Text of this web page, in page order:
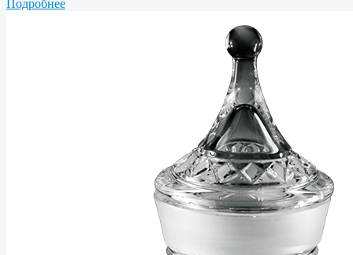
Подробнее